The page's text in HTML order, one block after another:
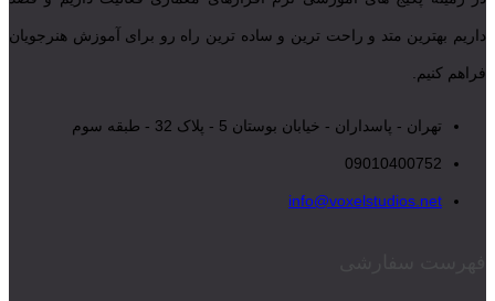
داریم بهترین متد و راحت ترین و ساده ترین راه رو برای آموزش هنرجویان
فراهم کنیم.
تهران - پاسداران - خیابان بوستان 5 - پلاک 32 - طبقه سوم
09010400752
info@voxelstudios.net